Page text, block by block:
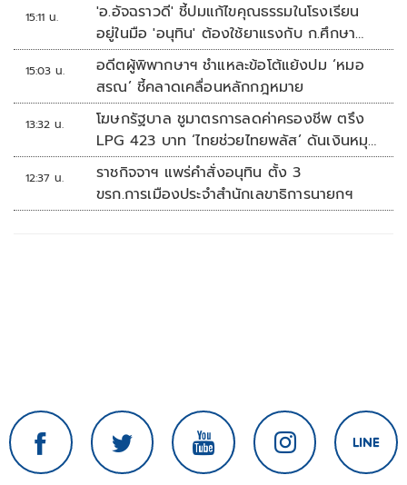
15:11 น.
'อ.อัจฉราวดี' ชี้ปมแก้ไขคุณธรรมในโรงเรียน
อยู่ในมือ 'อนุทิน' ต้องใช้ยาแรงกับ ก.ศึกษา
เรื่องปืนแค่ปลายเหตุ
15:03 น.
อดีตผู้พิพากษาฯ ชำแหละข้อโต้แย้งปม ‘หมอ
สรณ’ ชี้คลาดเคลื่อนหลักกฎหมาย
13:32 น.
โฆษกรัฐบาล ชูมาตรการลดค่าครองชีพ ตรึง
LPG 423 บาท ‘ไทยช่วยไทยพลัส’ ดันเงินหมุน
แสนล้าน
12:37 น.
ราชกิจจาฯ แพร่คำสั่งอนุทิน ตั้ง 3
ขรก.การเมืองประจำสำนักเลขาธิการนายกฯ